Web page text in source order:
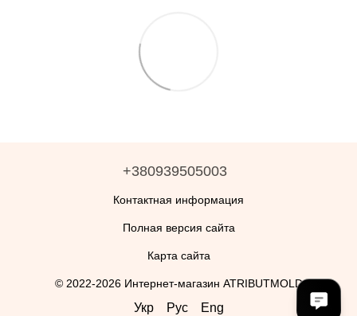
+380939505003
Контактная информация
Полная версия сайта
Карта сайта
© 2022-2026 Интернет-магазин ATRIBUTMOLD
Укр Рус Eng